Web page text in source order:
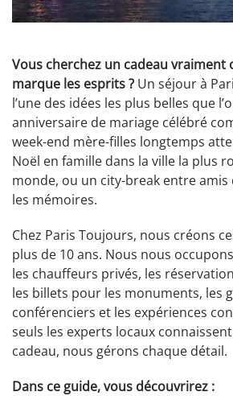
Vous cherchez un cadeau vraiment
marque les esprits ? Un séjour à
l’une des idées les plus belles que
anniversaire de mariage célébré
week-end mère-filles longtemps
Noël en famille dans la ville la plus
monde, ou un city-break entre
les mémoires.
Chez Paris Toujours, nous créons
plus de 10 ans. Nous nous
les chauffeurs privés, les
les billets pour les monuments, les
conférenciers et les expériences
seuls les experts locaux
cadeau, nous gérons chaque détail.
Dans ce guide, vous découvrirez :